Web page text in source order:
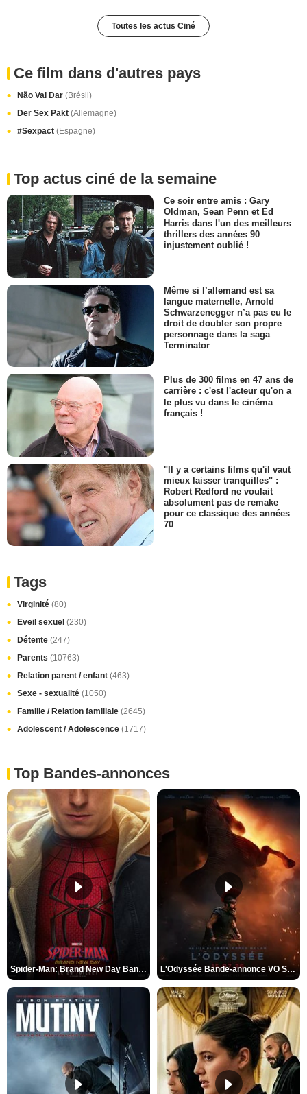
Toutes les actus Ciné
Ce film dans d'autres pays
Não Vai Dar (Brésil)
Der Sex Pakt (Allemagne)
#Sexpact (Espagne)
Top actus ciné de la semaine
Ce soir entre amis : Gary
Oldman, Sean Penn et Ed
Harris dans l'un des meilleurs
thrillers des années 90
injustement oublié !
Même si l’allemand est sa
langue maternelle, Arnold
Schwarzenegger n’a pas eu le
droit de doubler son propre
personnage dans la saga
Terminator
Plus de 300 films en 47 ans de
carrière : c'est l'acteur qu'on a
le plus vu dans le cinéma
français !
"Il y a certains films qu'il vaut
mieux laisser tranquilles" :
Robert Redford ne voulait
absolument pas de remake
pour ce classique des années
70
Tags
Virginité (80)
Eveil sexuel (230)
Détente (247)
Parents (10763)
Relation parent / enfant (463)
Sexe - sexualité (1050)
Famille / Relation familiale (2645)
Adolescent / Adolescence (1717)
Top Bandes-annonces
Spider-Man: Brand New Day Bande-annonce VO STFR L'Odyssée Bande-annonce VO STFR